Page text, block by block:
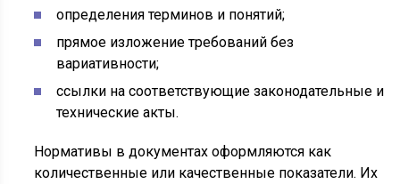
определения терминов и понятий;
прямое изложение требований без
вариативности;
ссылки на соответствующие законодательные и
технические акты.
Нормативы в документах оформляются как
количественные или качественные показатели. Их